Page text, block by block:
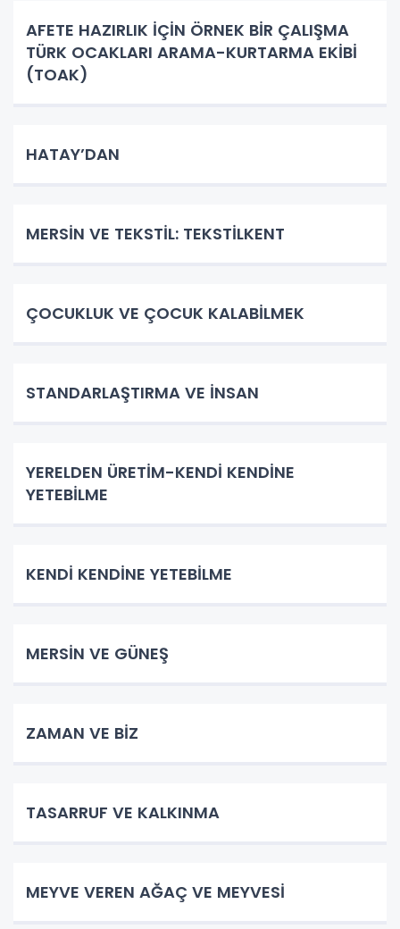
AFETE HAZIRLIK İÇİN ÖRNEK BİR ÇALIŞMA
TÜRK OCAKLARI ARAMA-KURTARMA EKİBİ
(TOAK)
HATAY’DAN
MERSİN VE TEKSTİL: TEKSTİLKENT
ÇOCUKLUK VE ÇOCUK KALABİLMEK
STANDARLAŞTIRMA VE İNSAN
YERELDEN ÜRETİM-KENDİ KENDİNE
YETEBİLME
KENDİ KENDİNE YETEBİLME
MERSİN VE GÜNEŞ
ZAMAN VE BİZ
TASARRUF VE KALKINMA
MEYVE VEREN AĞAÇ VE MEYVESİ